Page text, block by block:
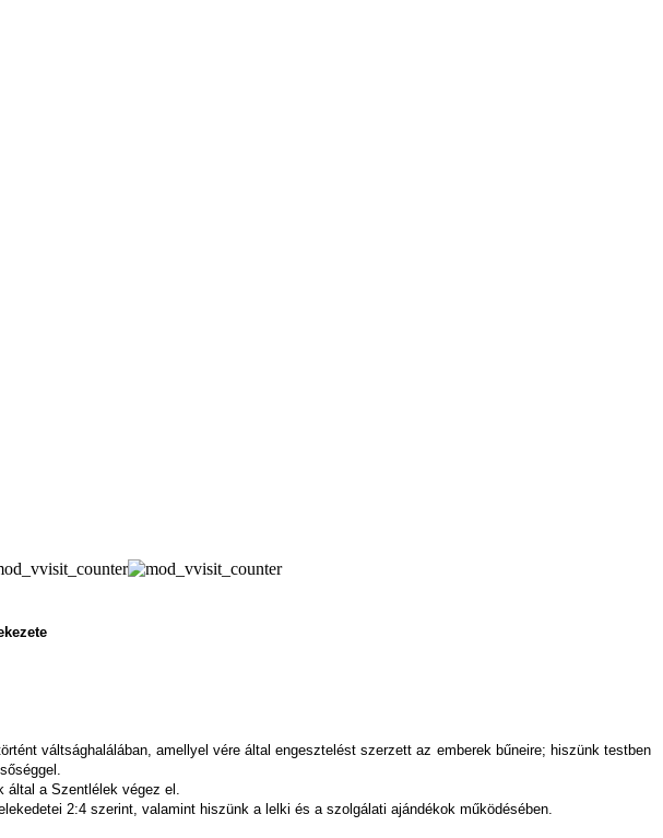
váltsághalálában, amellyel vére által engesztelést szerzett az emberek bűneire; hiszünk testben
által a Szentlélek végez el.
2:4 szerint, valamint hiszünk a lelki és a szolgálati ajándékok működésében.